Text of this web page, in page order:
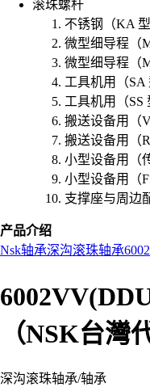
滚珠螺杆
不锈钢（KA 型
微型细导程（
微型细导程（
工具机用（SA
工具机用（SS
搬送设备用（
搬送设备用（R
小型设备用（
小型设备用（
支撑座与周边
产品介绍
Nsk轴承深沟滚珠轴承
（NSK台灣
深沟滚珠轴承/轴承